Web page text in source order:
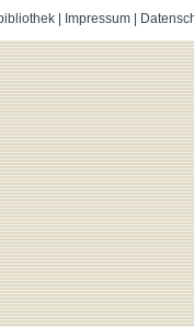
| Impressum|